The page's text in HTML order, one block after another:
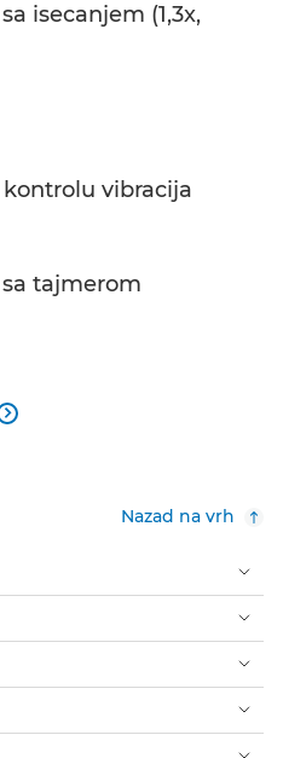
isecanjem (1,3x,
kontrolu vibracija
tajmerom

Nazad na vrh